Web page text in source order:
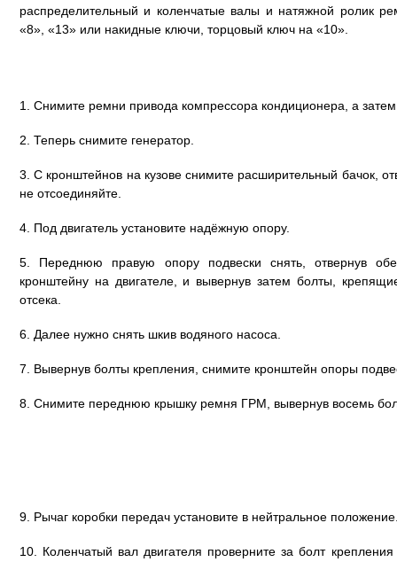
распределительный и коленчатые валы и натяжной ролик
«8», «13» или накидные ключи, торцовый ключ на «10».
1. Снимите ремни привода компрессора кондиционера, а
2. Теперь снимите генератор.
3. С кронштейнов на кузове снимите расширительный бачок,
не отсоединяйте.
4. Под двигатель установите надёжную опору.
5. Переднюю правую опору подвески снять, отвернув
кронштейну на двигателе, и вывернув затем болты,
отсека.
6. Далее нужно снять шкив водяного насоса.
7. Вывернув болты крепления, снимите кронштейн опоры
8. Снимите переднюю крышку ремня ГРМ, вывернув восемь
9. Рычаг коробки передач установите в нейтральное
10. Коленчатый вал двигателя проверните за болт